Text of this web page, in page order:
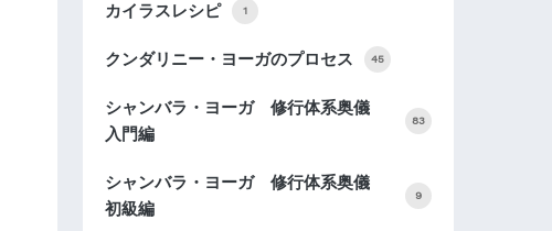
カイラスレシピ 1
クンダリニー・ヨーガのプロセス 45
シャンバラ・ヨーガ 修行体系奥儀
入門編
83
シャンバラ・ヨーガ 修行体系奥儀
初級編
9